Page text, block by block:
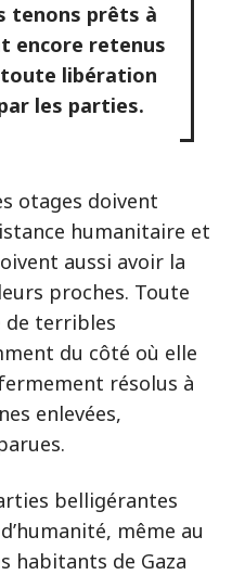
tenons prêts à
encore retenus
toute libération
les parties.
otages doivent
humanitaire et
aussi avoir la
proches. Toute
de terribles
du côté où elle
résolus à
enlevées,
belligérantes
même au
habitants de Gaza